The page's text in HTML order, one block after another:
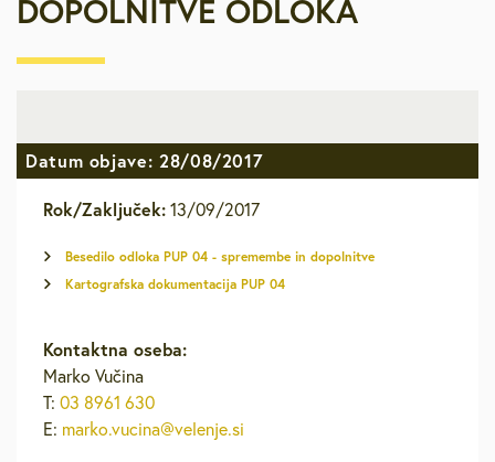
DOPOLNITVE ODLOKA
Datum objave: 28/08/2017
Rok/Zaključek: 13/09/2017
Besedilo odloka PUP 04 - spremembe in dopolnitve
Kartografska dokumentacija PUP 04
Kontaktna oseba:
Marko Vučina
T: 03 8961 630
E: marko.vucina@velenje.si